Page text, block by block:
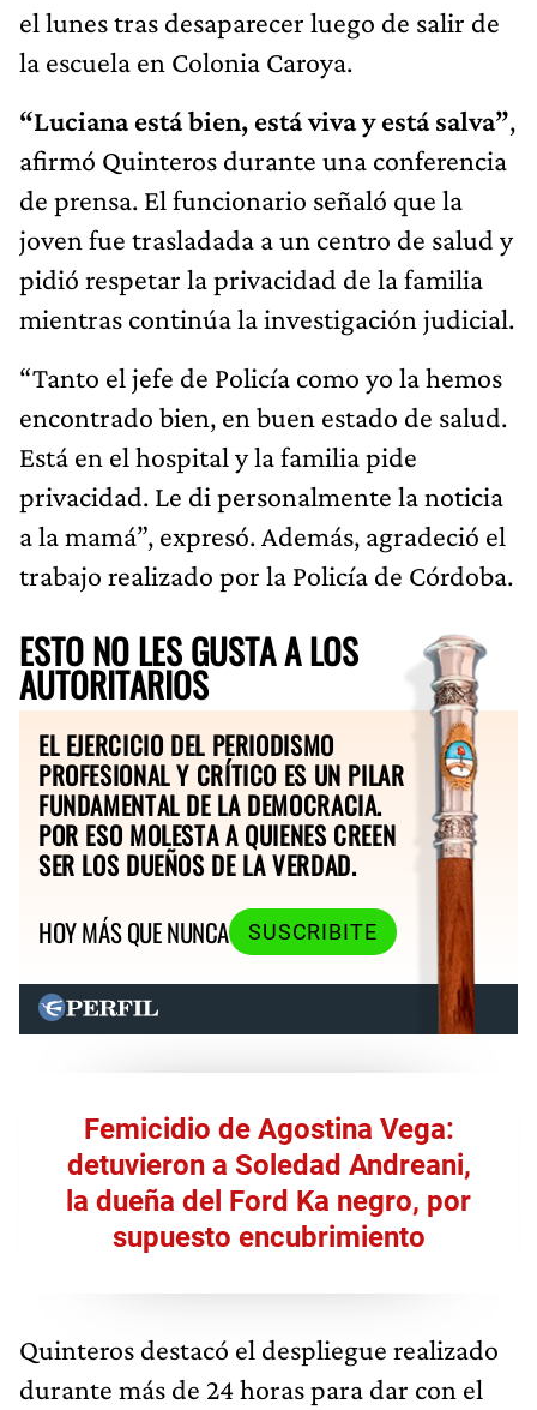
el lunes tras desaparecer luego de salir de
la escuela en Colonia Caroya.
“Luciana está bien, está viva y está salva”,
afirmó Quinteros durante una conferencia
de prensa. El funcionario señaló que la
joven fue trasladada a un centro de salud y
pidió respetar la privacidad de la familia
mientras continúa la investigación judicial.
“Tanto el jefe de Policía como yo la hemos
encontrado bien, en buen estado de salud.
Está en el hospital y la familia pide
privacidad. Le di personalmente la noticia
a la mamá”, expresó. Además, agradeció el
trabajo realizado por la Policía de Córdoba.
ESTO NO LES GUSTA A LOS
AUTORITARIOS
EL EJERCICIO DEL PERIODISMO
PROFESIONAL Y CRÍTICO ES UN PILAR
FUNDAMENTAL DE LA DEMOCRACIA.
POR ESO MOLESTA A QUIENES CREEN
SER LOS DUEÑOS DE LA VERDAD.
HOY MÁS QUE NUNCA
SUSCRIBITE
Femicidio de Agostina Vega:
detuvieron a Soledad Andreani,
la dueña del Ford Ka negro, por
supuesto encubrimiento
Quinteros destacó el despliegue realizado
durante más de 24 horas para dar con el